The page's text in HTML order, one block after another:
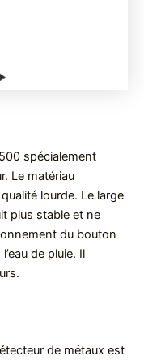
spécialement
Le matériau
lourde. Le large
plus stable et ne
du bouton
de pluie. Il
de métaux est